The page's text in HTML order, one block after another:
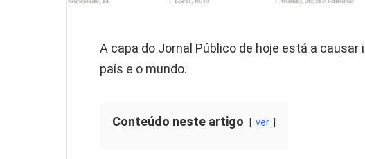
A capa do Jornal Público de hoje está a
país e o mundo.
Conteúdo neste artigo ver